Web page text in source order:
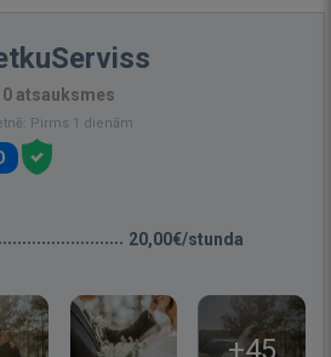
0 atsauksmes
Pirms 1 dienām
20,00€/stunda
+45